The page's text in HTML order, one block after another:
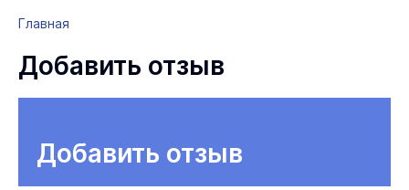
Главная
Добавить отзыв
Добавить отзыв